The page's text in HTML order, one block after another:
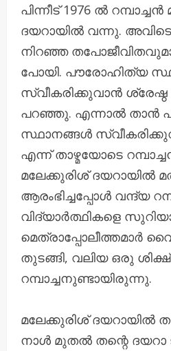
പിന്നീട് 1976 ൽ
ദയറായിൽ വന്നു. അവിടെ
നിറഞ്ഞ
പോയി. പൗരോഹിത്യ
സ്വീകരിക്കുവാൻ ശ്രേഷ്ഠ
പറഞ്ഞു. എന്നാൽ താൻ
സ്ഥാനങ്ങൾ
എന്ന് താഴ്മയോടെ
മലേക്കുരിശ് ദയറായിൽ
ആരംഭിച്ചപ്പോൾ വന്ദ്യ
വിദ്യാർത്ഥികളെ
മെത്രാപ്പോലീത്തമാർ
തുടങ്ങി, വലിയ ഒരു
റമ്പാച്ചനുണ്ടായിരുന്നു.
മലേക്കുരിശ് ദയറായിൽ
നാൾ മുതൽ തന്റെ ദയറാ